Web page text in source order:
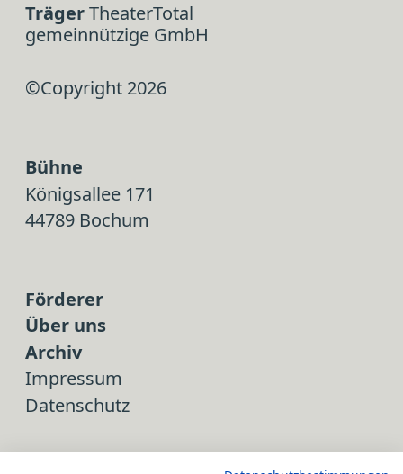
TrägerTheaterTotal
gemeinnützige GmbH
©Copyright 2026
Bühne
Königsallee 171
44789 Bochum
Förderer
Über uns
Archiv
Impressum
Datenschutz